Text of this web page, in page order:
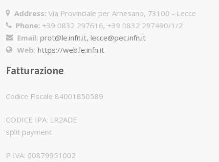
Address: Via Provinciale per Arnesano, 73100 - Lecce
Phone: +39 0832 297616, +39 0832 297490/1/2
Email: prot@le.infn.it, lecce@pec.infn.it
Web: https://web.le.infn.it
Fatturazione
Codice Fiscale 84001850589
CODICE IPA: LR2ADE
split payment
P IVA: 00879951002